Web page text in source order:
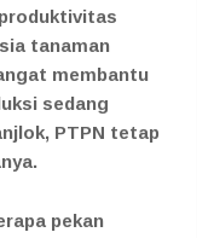
tanaman
membantu
sedang
PTPN tetap
pekan